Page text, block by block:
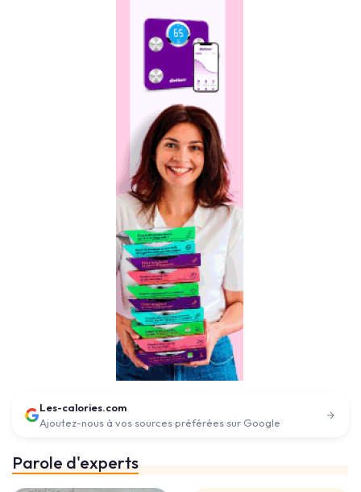
Les-calories.com
Ajoutez-nous à vos sources préférées sur Google
Parole d'experts